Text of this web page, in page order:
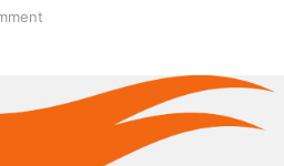
coś takiego istniało.